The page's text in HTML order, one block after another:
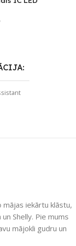
ar
PIEEJAMAIS
mājas iekārtu klāstu,
Shelly. Pie mums
mājokli gudru un